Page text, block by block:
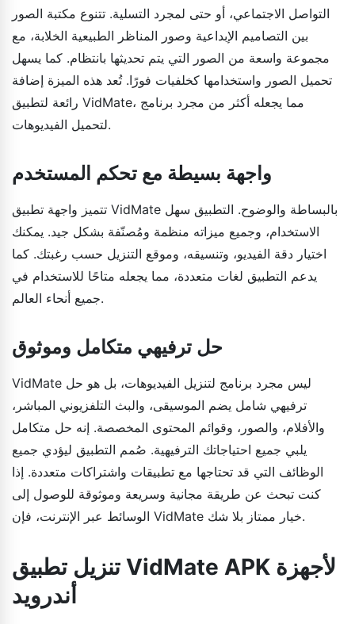
التواصل الاجتماعي، أو حتى لمجرد التسلية. تتنوع مكتبة الصور
بين التصاميم الإبداعية وصور المناظر الطبيعية الخلابة، مع
مجموعة واسعة من الصور التي يتم تحديثها بانتظام. كما يسهل
تحميل الصور واستخدامها كخلفيات فورًا. تُعد هذه الميزة إضافة
رائعة لتطبيق VidMate، مما يجعله أكثر من مجرد برنامج
لتحميل الفيديوهات.
واجهة بسيطة مع تحكم المستخدم
تتميز واجهة تطبيق VidMate بالبساطة والوضوح. التطبيق سهل
الاستخدام، وجميع ميزاته منظمة ومُصنّفة بشكل جيد. يمكنك
اختيار دقة الفيديو، وتنسيقه، وموقع التنزيل حسب رغبتك. كما
يدعم التطبيق لغات متعددة، مما يجعله متاحًا للاستخدام في
جميع أنحاء العالم.
حل ترفيهي متكامل وموثوق
VidMate ليس مجرد برنامج لتنزيل الفيديوهات، بل هو حل
ترفيهي شامل يضم الموسيقى، والبث التلفزيوني المباشر،
والأفلام، والصور، وقوائم المحتوى المخصصة. إنه حل متكامل
يلبي جميع احتياجاتك الترفيهية. صُمم التطبيق ليؤدي جميع
الوظائف التي قد تحتاجها مع تطبيقات واشتراكات متعددة. إذا
كنت تبحث عن طريقة مجانية وسريعة وموثوقة للوصول إلى
الوسائط عبر الإنترنت، فإن VidMate خيار ممتاز بلا شك.
تنزيل تطبيق VidMate APK لأجهزة
أندرويد